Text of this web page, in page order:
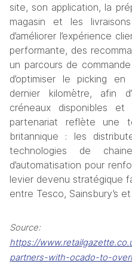
site, son application, la
magasin et les
d’améliorer l’expérience
performante, des
un parcours de
d’optimiser le picking
dernier kilomètre, afin
créneaux disponibles et
partenariat reflète une
britannique : les
technologies de
d’automatisation pour
levier devenu stratégique
entre Tesco, Sainsbury’s
Source
https://
partners-with-ocado-to-